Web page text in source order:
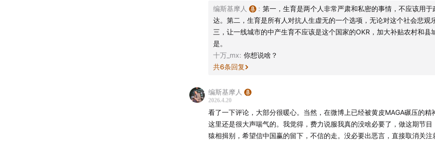
编斯基摩人 : 第一，生育是两个人非常严肃和私密的事情，不应该用于
达。第二，生育是所有人对抗人生虚无的一个选项，无论对这个社会悲观
三，让一线城市的中产生育不应该是这个国家的OKR，加大补贴农村和县
是。
十万_mx: 你想说啥？
共6条回复
编斯基摩人
2026.4.20
看了一下评论，大部分很暖心。当然，在微博上已经被黄皮MAGA碾压的精
这里还是很大声喘气的。我觉得，费力说服我真的没啥必要了，做这期节目
猿相揖别，希望信中国赢的留下，不信的走。没必要出恶言，直接取消关注